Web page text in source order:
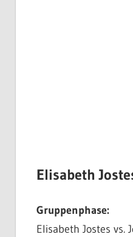
Elisabeth
Gruppenphase:
Elisabeth Jostes vs.